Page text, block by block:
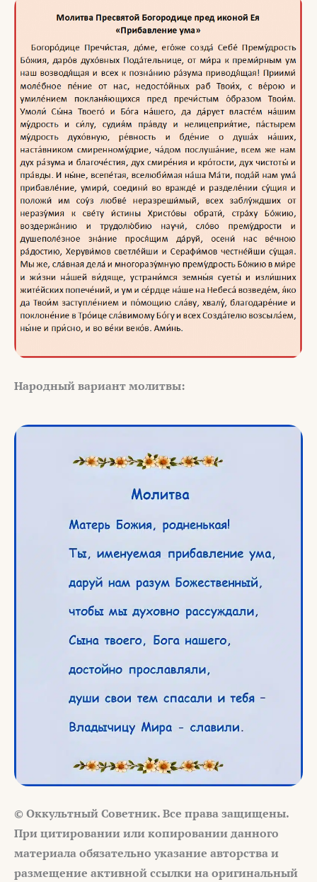
Народный вариант молитвы:
© Оккультный Советник. Все права защищены.
При цитировании или копировании данного
материала обязательно указание авторства и
размещение активной ссылки на оригинальный